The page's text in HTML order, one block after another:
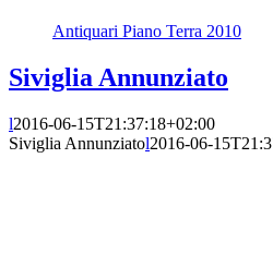
Antiquari Piano Terra 2010
Siviglia Annunziato
l2016-06-15T21:37:18+02:00
Siviglia Annunziatol2016-06-